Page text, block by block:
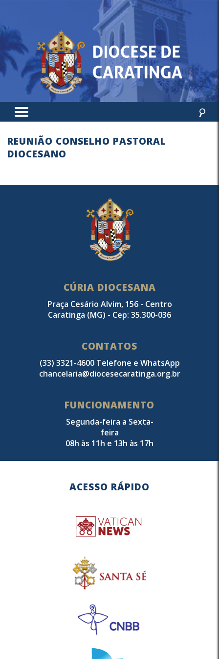
REUNIÃO CONSELHO PASTORAL
DIOCESANO
CÚRIA DIOCESANA
Praça Cesário Alvim, 156 - Centro
Caratinga (MG) - Cep: 35.300-036
CONTATOS
(33) 3321-4600 Telefone e WhatsApp
chancelaria@diocesecaratinga.org.br
FUNCIONAMENTO
Segunda-feira a Sexta-
feira
08h às 11h e 13h às 17h
ACESSO RÁPIDO